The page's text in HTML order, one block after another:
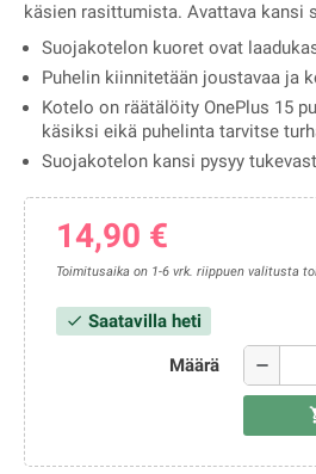
käsien rasittumista. Avattava kansi
Suojakotelon kuoret ovat
Puhelin kiinnitetään joustavaa ja
Kotelo on räätälöity OnePlus 15
käsiksi eikä puhelinta tarvitse
Suojakotelon kansi pysyy
14,90 €
Toimitusaika on 1-6 vrk. riippuen valitusta
check Saatavilla heti
Määrä remove